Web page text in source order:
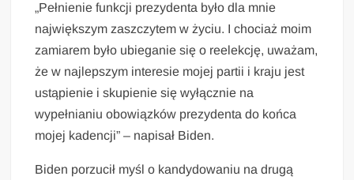
„Pełnienie funkcji prezydenta było dla mnie
największym zaszczytem w życiu. I chociaż moim
zamiarem było ubieganie się o reelekcję, uważam,
że w najlepszym interesie mojej partii i kraju jest
ustąpienie i skupienie się wyłącznie na
wypełnianiu obowiązków prezydenta do końca
mojej kadencji” – napisał Biden.
Biden porzucił myśl o kandydowaniu na drugą